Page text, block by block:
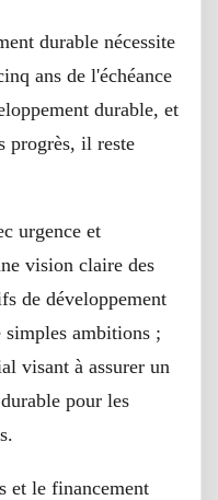
durable nécessite
ans de l'échéance
durable, et
progrès, il reste
urgence et
vision claire des
de développement
ambitions ;
visant à assurer un
pour les
et le financement